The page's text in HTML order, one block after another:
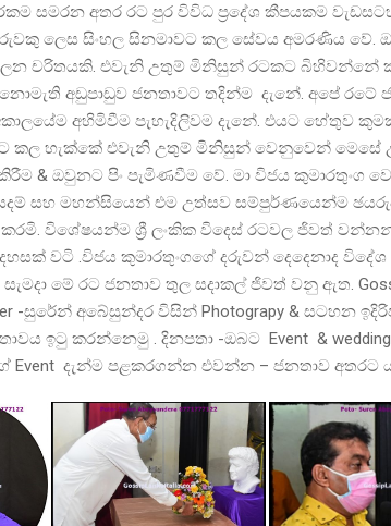
සමරන අතර රට පුර විවිධ ප්‍රදේශ කීපයකම
ලෙස සිංහල සිනමාවට කල සේවය අමරණිය වේ.
චරිතයකි. එවැනි උතුම් මිනිසුන් රටකට බිහිවන්නේ
අඩුපාඩුව ජනතාවට තදින්ම දැනේ. අපේ රටේ
අහිමිවීම පැහැදිලිවම දැනේ. එයට හේතුව
කල හැක්කේ එවැනි උතුම් මිනිසුන් වෙනුවෙන් මෙසේ
& ඔවුනට පිං පැමිණවීම වේ. මා විජය කුමාරතුංග
සහ මහන්සියෙන් එම උත්සව සම්පුර්ණයෙන්ම
විශේෂයන්ම ශ්‍රී ලංකික විදෙස් රටවල ජිවත්
වටි .විජය කුමාරතුංගගේ දරුවන් දෙදෙනාද
මේ රට ජනතාව තුල සදාකල් ජිවත් වනු ඇත.
-සුරේන් අබේසුන්දර විසින් Photograpy & සටහන
ඉටු කරන්නෙමු . දිනපතා -ඔබට Event &
දැන්ම පළකරගන්න එවන්න – ජනතාව අතරට